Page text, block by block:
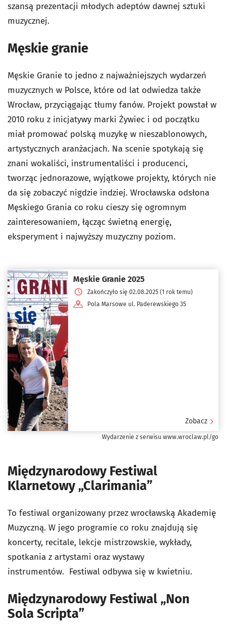
szansą prezentacji młodych adeptów dawnej sztuki
muzycznej.
Męskie granie
Męskie Granie to jedno z najważniejszych wydarzeń
muzycznych w Polsce, które od lat odwiedza także
Wrocław, przyciągając tłumy fanów. Projekt powstał w
2010 roku z inicjatywy marki Żywiec i od początku
miał promować polską muzykę w nieszablonowych,
artystycznych aranżacjach. Na scenie spotykają się
znani wokaliści, instrumentaliści i producenci,
tworząc jednorazowe, wyjątkowe projekty, których nie
da się zobaczyć nigdzie indziej. Wrocławska odsłona
Męskiego Grania co roku cieszy się ogromnym
zainteresowaniem, łącząc świetną energię,
eksperyment i najwyższy muzyczny poziom.
Męskie Granie 2025
Zakończyło się 02.08.2025 (1 rok temu)
Pola Marsowe ul. Paderewskiego 35
Zobacz
Wydarzenie z serwisu www.wroclaw.pl/go
Międzynarodowy Festiwal
Klarnetowy „Clarimania”
To festiwal organizowany przez wrocławską Akademię
Muzyczną. W jego programie co roku znajdują się
koncerty, recitale, lekcje mistrzowskie, wykłady,
spotkania z artystami oraz wystawy
instrumentów. Festiwal odbywa się w kwietniu.
Międzynarodowy Festiwal „Non
Sola Scripta”